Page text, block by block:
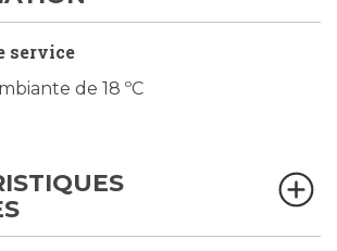
service
de 18 ºC